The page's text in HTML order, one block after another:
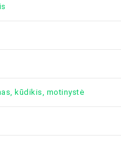
kūdikis, motinystė